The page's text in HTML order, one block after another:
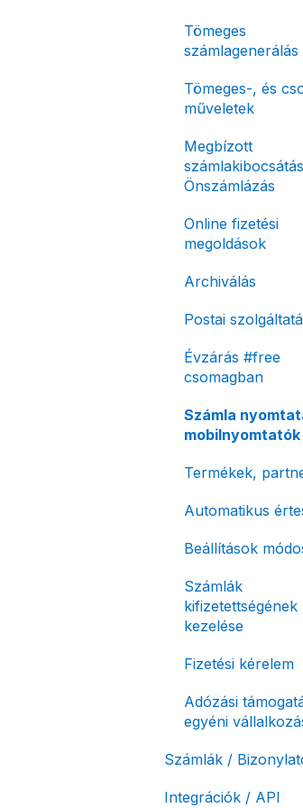
Fizetési módok
Tömeges
számlagenerálás
Tömeges-, és
műveletek
Megbízott
Önszámlázás
Online fizetési
megoldások
Archiválás
Postai
Évzárás #free
csomagban
Számla
mobilnyomtatók
Termékek,
Automatikus
Beállítások
Számlák
kifizetettségének
kezelése
Fizetési kérelem
Adózási
egyéni
Számlák /
Sztornó-, és
Integrációk / API